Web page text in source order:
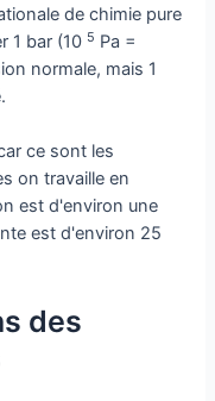
de chimie pure
1 bar (10 5 Pa =
normale, mais 1
ce sont les
on travaille en
est d'environ une
est d'environ 25
des